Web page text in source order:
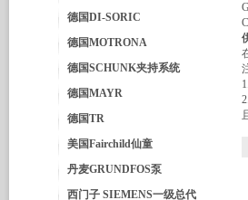
德国DI-SORIC
德国MOTRONA
德国SCHUNK夹持系统
德国MAYR
德国TR
美国Fairchild仙童
丹麦GRUNDFOS泵
西门子 SIEMENS一级总代